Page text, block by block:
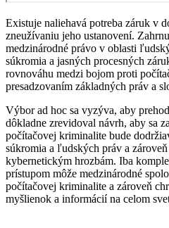
Existuje naliehavá potreba záruk v
zneužívaniu jeho ustanovení.
medzinárodné právo v oblasti
súkromia a jasných procesných
rovnováhu medzi bojom proti
presadzovaním základných práv a
Výbor ad hoc sa vyzýva, aby
dôkladne zrevidoval návrh, aby sa
počítačovej kriminalite bude
súkromia a ľudských práv a
kybernetickým hrozbám. Iba
prístupom môže medzinárodné
počítačovej kriminalite a zároveň
myšlienok a informácií na celom